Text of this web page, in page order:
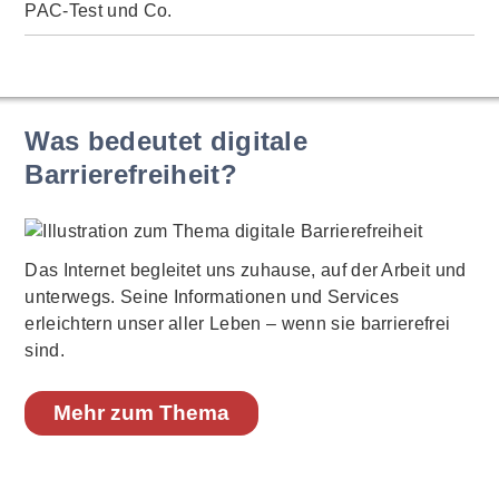
PAC-Test und Co.
Was bedeutet digitale
Barrierefreiheit?
Das Internet begleitet uns zuhause, auf der Arbeit und
unterwegs. Seine Informationen und Services
erleichtern unser aller Leben – wenn sie barrierefrei
sind.
Mehr zum Thema